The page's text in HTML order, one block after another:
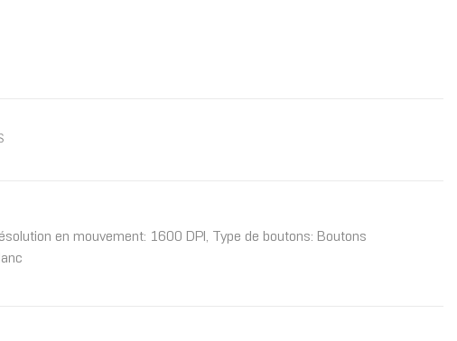
en mouvement: 1600 DPI, Type de boutons: Boutons